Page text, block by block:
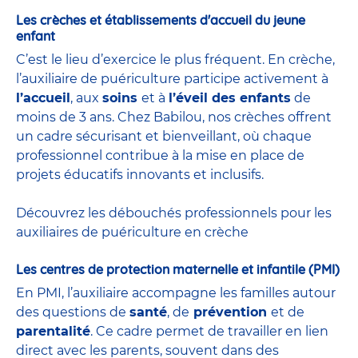
Les crèches et établissements d'accueil du jeune
enfant
C’est le lieu d’exercice le plus fréquent. En crèche,
l’auxiliaire de puériculture participe activement à
l’accueil , aux soins et à l’éveil des enfants de
moins de 3 ans. Chez Babilou, nos crèches offrent
un cadre sécurisant et bienveillant, où chaque
professionnel contribue à la mise en place de
projets éducatifs innovants et inclusifs.
Découvrez les débouchés professionnels pour les
auxiliaires de puériculture en crèche
Les centres de protection maternelle et infantile (PMI)
En PMI, l’auxiliaire accompagne les familles autour
des questions de santé, de prévention et de
parentalité. Ce cadre permet de travailler en lien
direct avec les parents, souvent dans des